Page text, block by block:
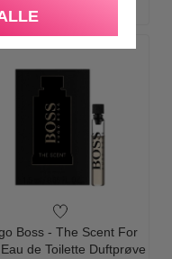
Boss - The Scent For
de Toilette Duftprøve